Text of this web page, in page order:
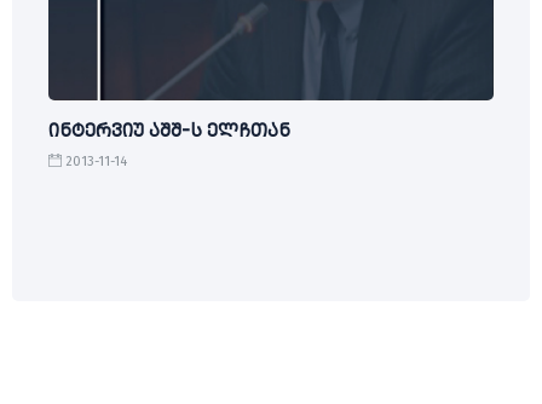
ინტერვიუ აშშ-ს ელჩთან
2013-11-14